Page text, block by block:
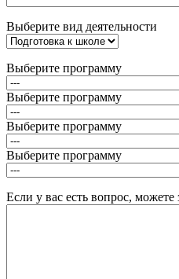
Выберите вид деятельности
Выберите программу
Выберите программу
Выберите программу
Выберите программу
Если у вас есть вопрос, можете